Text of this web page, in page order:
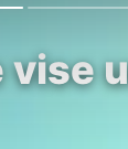
vise